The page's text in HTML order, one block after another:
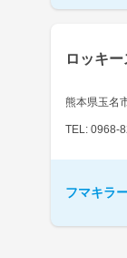
ロッキ
熊本県玉名
TEL: 0968-
フマキラ